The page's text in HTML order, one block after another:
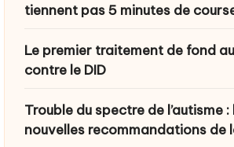
tiennent pas 5 minutes de
Le premier traitement de fond
contre le DID
Trouble du spectre de l’autisme :
nouvelles recommandations de